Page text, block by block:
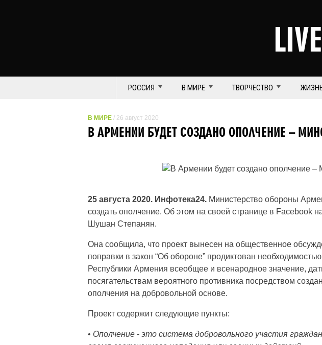
LIVE
РОССИЯ В МИРЕ ТВОРЧЕСТВО
В МИРЕ / 26 август 2020
В АРМЕНИИ БУДЕТ СОЗДАНО ОПОЛЧЕНИЕ –
25 августа 2020. Инфотека24. Министерство обороны
создать ополчение. Об этом на своей странице в Facebook
Шушан Степанян.
Она сообщила, что проект вынесен на общественное
поправки в закон “Об обороне” продиктован
Республики Армения всеобщее и всенародное значение,
посягательствам вероятного противника посредством
ополчения на добровольной основе.
Проект содержит следующие пункты:
• Ополчение - это система добровольного участия